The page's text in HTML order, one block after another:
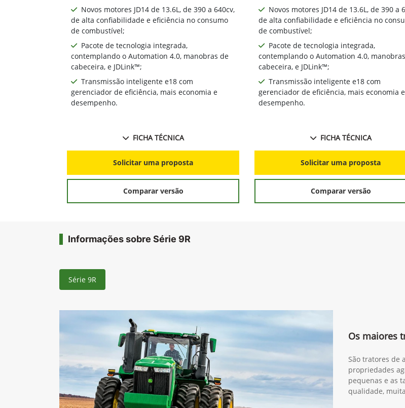
Novos motores JD14 de 13.6L, de 390 a 640cv,
de alta confiabilidade e eficiência no consumo
de combustível;
Pacote de tecnologia integrada,
contemplando o Automation 4.0, manobras de
cabeceira, e JDLink™;
Transmissão inteligente e18 com
gerenciador de eficiência, mais economia e
desempenho.
FICHA TÉCNICA
Solicitar uma proposta
Comparar versão
Novos motores JD14 de 13.6L, de 390 a
de alta confiabilidade e eficiência no
de combustível;
Pacote de tecnologia integrada,
contemplando o Automation 4.0,
cabeceira, e JDLink™;
Transmissão inteligente e18 com
gerenciador de eficiência, mais economia e
desempenho.
FICHA TÉCNICA
Solicitar uma proposta
Comparar versão
Informações sobre Série 9R
Série 9R
Os maiores
São tratores de
propriedades
pequenas e as
qualidade,